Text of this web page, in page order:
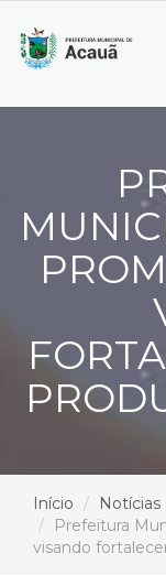
Início
Notícias
Prefeitura
visando